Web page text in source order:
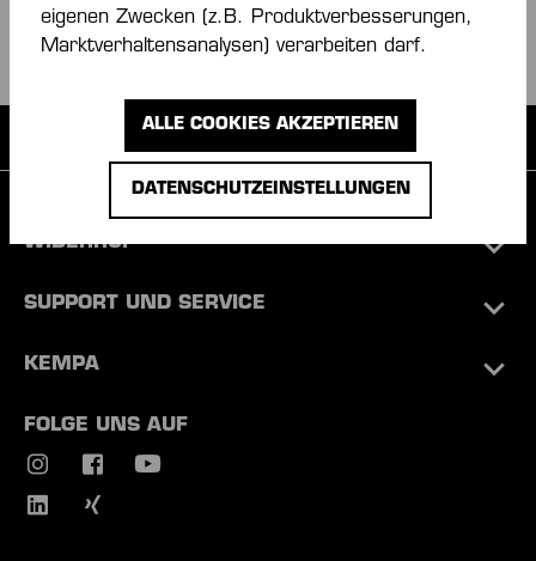
WIDERRUF
SUPPORT UND SERVICE
KEMPA
FOLGE UNS AUF
eigenen Zwecken (z.B. Produktverbesserungen,
Marktverhaltensanalysen) verarbeiten darf.
DATENSCHUTZEINSTELLUNGEN
ALLE COOKIES AKZEPTIEREN